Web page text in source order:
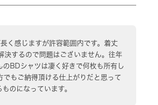
く感じますが許容範囲内です。着丈
決するので問題はございません。往年
BDシャツは凄く好きで何枚も所有し
もご納得頂ける仕上がりだと思って
のになっています。